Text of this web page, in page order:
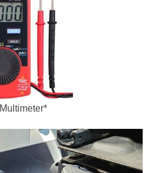
Multimeter*